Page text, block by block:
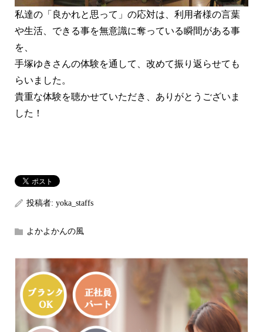
私達の「良かれと思って」 の応対は、利用者様の言葉
や生活、 できる事を無意識に奪っている瞬間がある事
を、
手塚ゆきさんの体験を通して、 改めて振り返らせても
らいました。
貴重な体験を聴かせていただき、ありがとうございま
した！
投稿者: yoka_staffs
よかよかんの風